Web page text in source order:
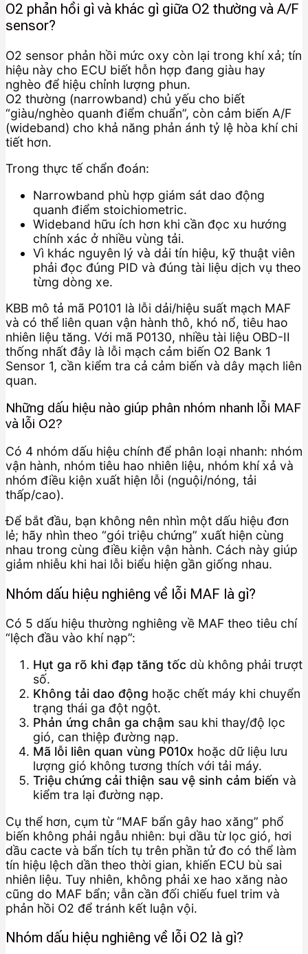
O2 phản hồi gì và khác gì giữa O2 thường và A/F
sensor?
O2 sensor phản hồi mức oxy còn lại trong khí xả; tín
hiệu này cho ECU biết hỗn hợp đang giàu hay
nghèo để hiệu chỉnh lượng phun.
O2 thường (narrowband) chủ yếu cho biết
“giàu/nghèo quanh điểm chuẩn”, còn cảm biến A/F
(wideband) cho khả năng phản ánh tỷ lệ hòa khí chi
tiết hơn.
Trong thực tế chẩn đoán:
Narrowband phù hợp giám sát dao động
quanh điểm stoichiometric.
Wideband hữu ích hơn khi cần đọc xu hướng
chính xác ở nhiều vùng tải.
Vì khác nguyên lý và dải tín hiệu, kỹ thuật viên
phải đọc đúng PID và đúng tài liệu dịch vụ theo
từng dòng xe.
KBB mô tả mã P0101 là lỗi dải/hiệu suất mạch MAF
và có thể liên quan vận hành thô, khó nổ, tiêu hao
nhiên liệu tăng. Với mã P0130, nhiều tài liệu OBD-II
thống nhất đây là lỗi mạch cảm biến O2 Bank 1
Sensor 1, cần kiểm tra cả cảm biến và dây mạch liên
quan.
Những dấu hiệu nào giúp phân nhóm nhanh lỗi MAF
và lỗi O2?
Có 4 nhóm dấu hiệu chính để phân loại nhanh: nhóm
vận hành, nhóm tiêu hao nhiên liệu, nhóm khí xả và
nhóm điều kiện xuất hiện lỗi (nguội/nóng, tải
thấp/cao).
Để bắt đầu, bạn không nên nhìn một dấu hiệu đơn
lẻ; hãy nhìn theo “gói triệu chứng” xuất hiện cùng
nhau trong cùng điều kiện vận hành. Cách này giúp
giảm nhiễu khi hai lỗi biểu hiện gần giống nhau.
Nhóm dấu hiệu nghiêng về lỗi MAF là gì?
Có 5 dấu hiệu thường nghiêng về MAF theo tiêu chí
“lệch đầu vào khí nạp”:
Hụt ga rõ khi đạp tăng tốc dù không phải trượt
số.
Không tải dao động hoặc chết máy khi chuyển
trạng thái ga đột ngột.
Phản ứng chân ga chậm sau khi thay/độ lọc
gió, can thiệp đường nạp.
Mã lỗi liên quan vùng P010x hoặc dữ liệu lưu
lượng gió không tương thích với tải máy.
Triệu chứng cải thiện sau vệ sinh cảm biến và
kiểm tra lại đường nạp.
Cụ thể hơn, cụm từ “MAF bẩn gây hao xăng” phổ
biến không phải ngẫu nhiên: bụi dầu từ lọc gió, hơi
dầu cacte và bẩn tích tụ trên phần tử đo có thể làm
tín hiệu lệch dần theo thời gian, khiến ECU bù sai
nhiên liệu. Tuy nhiên, không phải xe hao xăng nào
cũng do MAF bẩn; vẫn cần đối chiếu fuel trim và
phản hồi O2 để tránh kết luận vội.
Nhóm dấu hiệu nghiêng về lỗi O2 là gì?